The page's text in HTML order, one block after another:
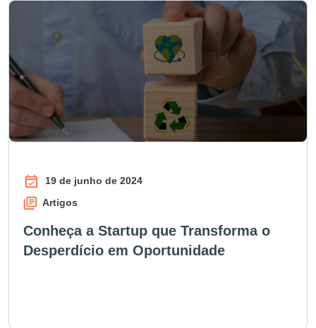
19 de junho de 2024
Artigos
Conheça a Startup que Transforma o
Desperdício em Oportunidade